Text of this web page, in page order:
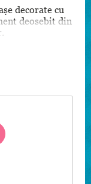
decorate cu
deosebit din